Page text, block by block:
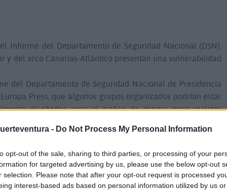
- Do Not Process My Personal Information
opt-out of the sale, sharing to third parties, or processing of your
for targeted advertising by us, please use the below opt-out
selection. Please note that after your opt-out request is processed
interest-based ads based on personal information utilized by us
Informe del Departamento de Seguridad Nacional (DSN),
y del arco Canarias-Atlántico presentan una vulnerabilidad
del Departamento de Seguridad Nacional de Presidencia
Press, que algunos grupos organizados podrían estar
diseñados para el tráfico de drogas para realizar
(Centro de Operaciones y Vigilancia de Acción Marítima,
relacionadas con el tráfico de estupefacientes,
de Gibraltar.
tras el gran descenso en las aprehensiones experimentado